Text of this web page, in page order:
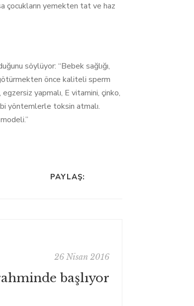
çocukların yemekten tat ve haz
söylüyor: “Bebek sağlığı,
önce kaliteli sperm
yapmalı, E vitamini, çinko,
yöntemlerle toksin atmalı.
PAYLAŞ:
26 Nisan 2016
başlıyor